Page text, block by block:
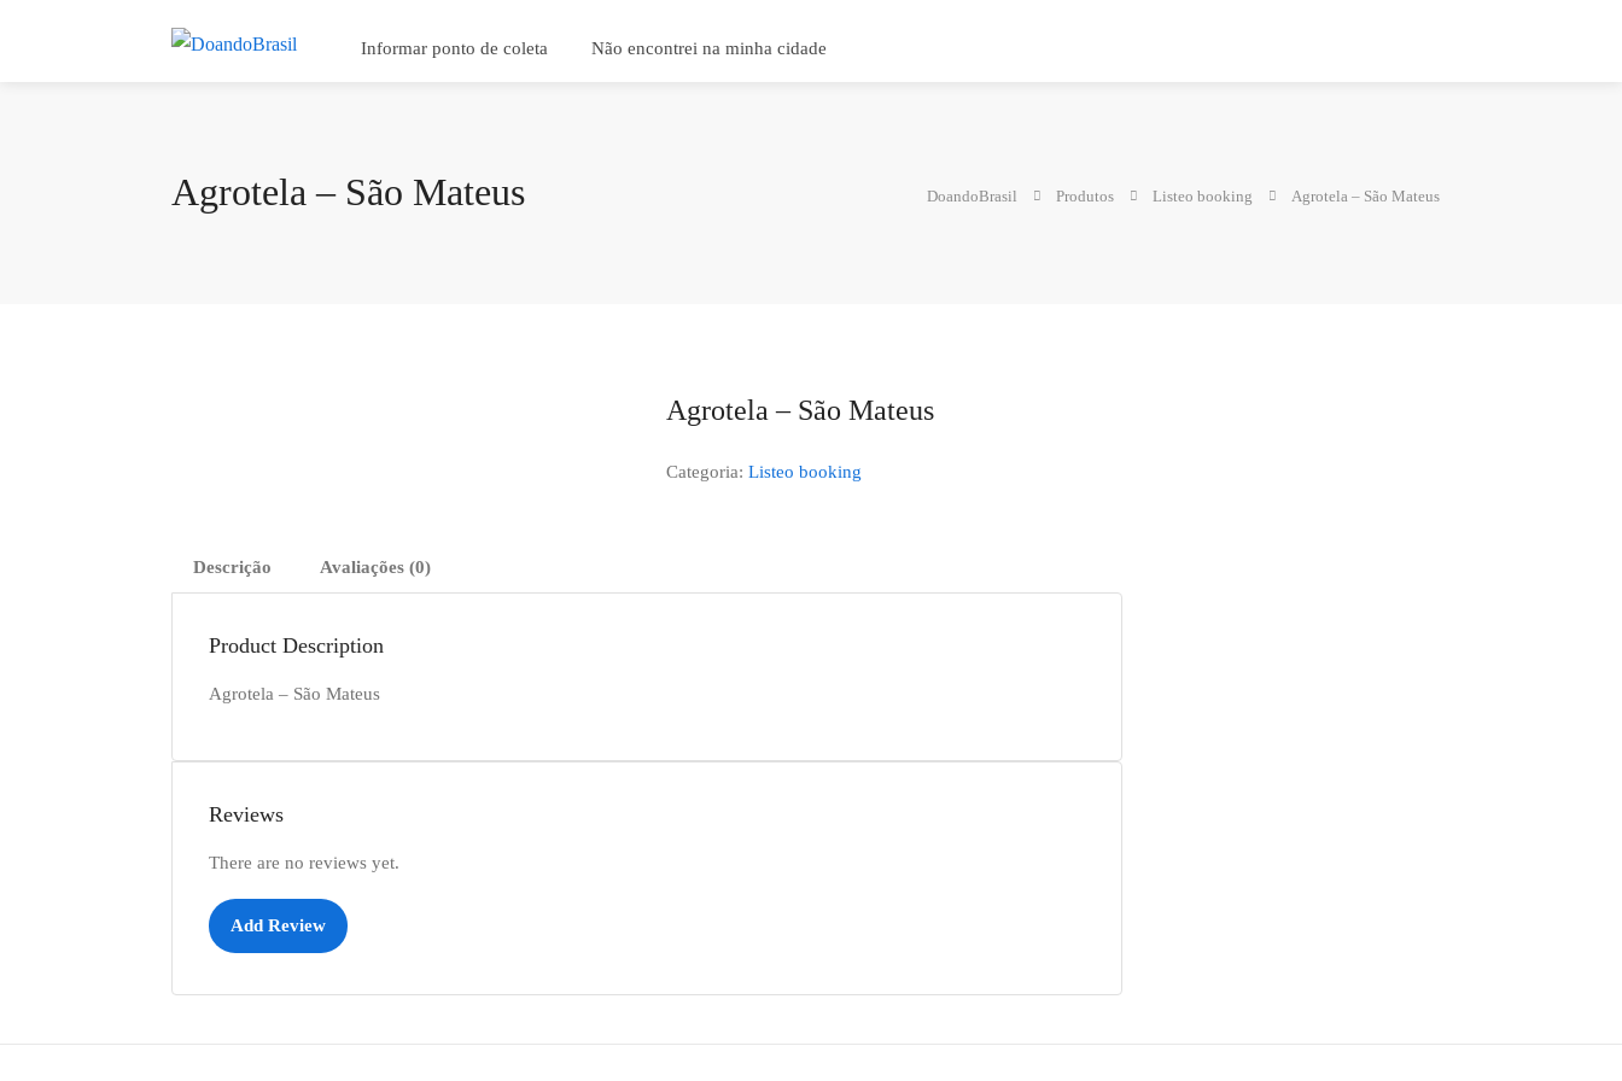
Informar ponto de coleta Não encontrei na minha cidade
Agrotela – São Mateus DoandoBrasil Produtos Listeo booking Agrotela – São Mateus
Agrotela – São Mateus
Categoria: Listeo booking
Descrição Avaliações (0)
Product Description
Agrotela – São Mateus
Reviews
There are no reviews yet.
Add Review